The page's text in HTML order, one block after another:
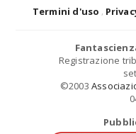
Termini d'uso
Registrazione
©2003